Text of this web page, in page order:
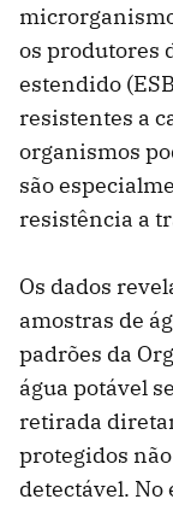
os produtores
estendido
resistentes a
organismos
são
resistência a
Os dados
amostras de
padrões da
água potável
retirada
protegidos
detectável. No